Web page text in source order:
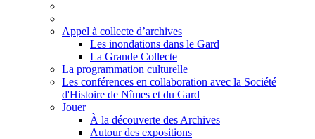
Appel à collecte d’archives
Les inondations dans le Gard
La Grande Collecte
La programmation culturelle
Les conférences en collaboration avec la Société
d'Histoire de Nîmes et du Gard
Jouer
À la découverte des Archives
Autour des expositions